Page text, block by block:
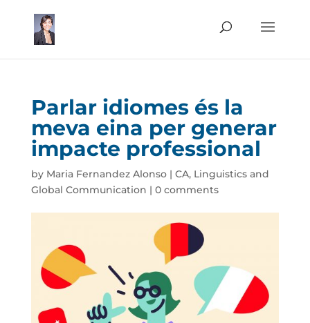
Parlar idiomes és la
meva eina per generar
impacte professional
by Maria Fernandez Alonso| CA, Linguistics and
Global Communication | 0 comments